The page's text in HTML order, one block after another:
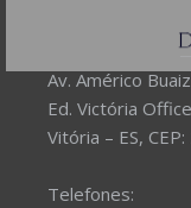
Av. Américo
Ed. Victória
Vitória – ES,
Telefones: